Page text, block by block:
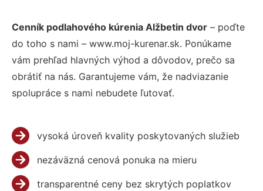
Cenník podlahového kúrenia Alžbetin dvor – poďte
do toho s nami – www.moj-kurenar.sk. Ponúkame
vám prehľad hlavných výhod a dôvodov, prečo sa
obrátiť na nás. Garantujeme vám, že nadviazanie
spolupráce s nami nebudete ľutovať.
vysoká úroveň kvality poskytovaných služieb
nezáväzná cenová ponuka na mieru
transparentné ceny bez skrytých poplatkov